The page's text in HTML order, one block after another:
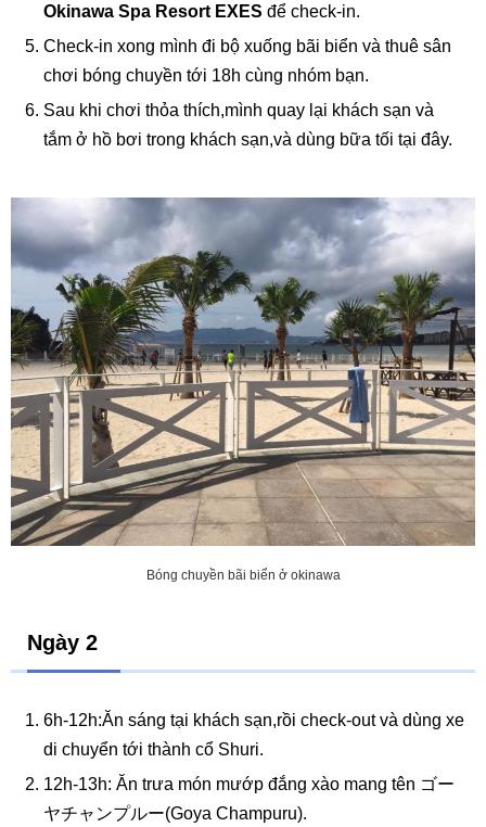
Okinawa Spa Resort EXES để check-in.
Check-in xong mình đi bộ xuống bãi biển và thuê sân
chơi bóng chuyền tới 18h cùng nhóm bạn.
Sau khi chơi thỏa thích,mình quay lại khách sạn và
tắm ở hồ bơi trong khách sạn,và dùng bữa tối tại đây.
Bóng chuyền bãi biển ở okinawa
Ngày 2
6h-12h:Ăn sáng tại khách sạn,rồi check-out và dùng xe
di chuyển tới thành cổ Shuri.
12h-13h: Ăn trưa món mướp đắng xào mang tên ゴー
ヤチャンプルー(Goya Champuru).